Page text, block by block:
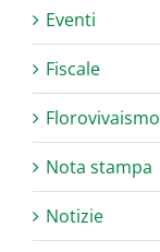
Eventi
Fiscale
Florovivaismo
Nota stampa
Notizie